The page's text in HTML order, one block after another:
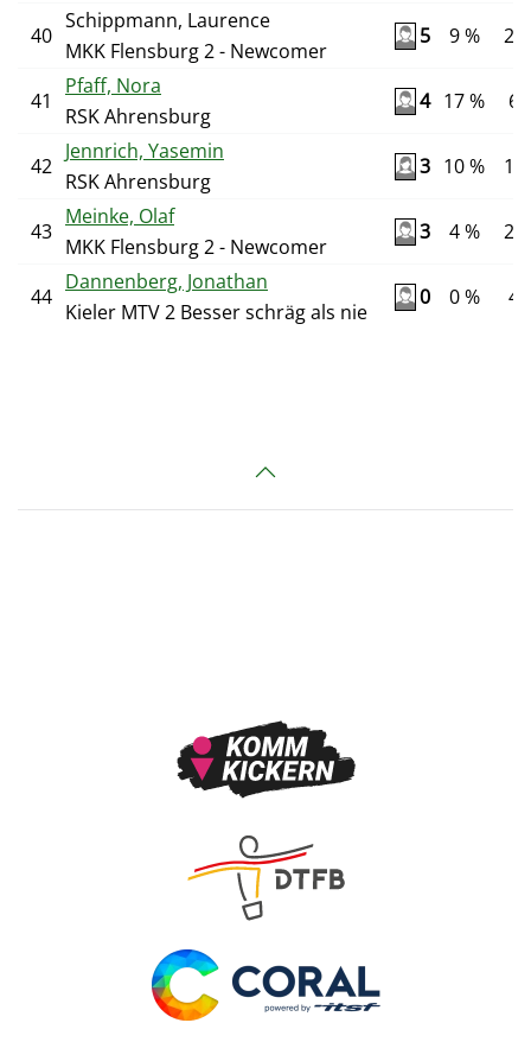
40
Schippmann, Laurence
MKK Flensburg 2 - Newcomer
5 9 % 22
41
Pfaff, Nora
RSK Ahrensburg
4 17 % 6
42
Jennrich, Yasemin
RSK Ahrensburg
3 10 % 10
43
Meinke, Olaf
MKK Flensburg 2 - Newcomer
3 4 % 24
44
Dannenberg, Jonathan
Kieler MTV 2 Besser schräg als nie
0 0 % 4